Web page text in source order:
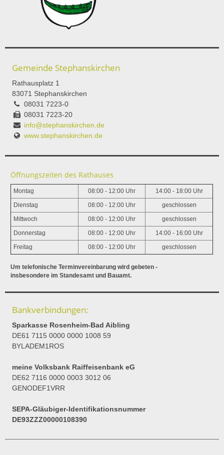
Gemeinde Stephanskirchen
Rathausplatz 1
83071 Stephanskirchen
08031 7223-0
08031 7223-20
info@stephanskirchen.de
www.stephanskirchen.de
Öffnungszeiten des Rathauses
Montag 08:00 - 12:00 Uhr 14:00 - 18:00 Uhr
Dienstag 08:00 - 12:00 Uhr geschlossen
Mittwoch 08:00 - 12:00 Uhr geschlossen
Donnerstag 08:00 - 12:00 Uhr 14:00 - 16:00 Uhr
Freitag 08:00 - 12:00 Uhr geschlossen
Um telefonische Terminvereinbarung wird gebeten -
insbesondere im Standesamt und Bauamt.
Bankverbindungen:
Sparkasse Rosenheim-Bad Aibling
DE61 7115 0000 0000 1008 59
BYLADEM1ROS
meine Volksbank Raiffeisenbank eG
DE62 7116 0000 0003 3012 06
GENODEF1VRR
SEPA-Gläubiger-Identifikationsnummer
DE93ZZZ00000108390